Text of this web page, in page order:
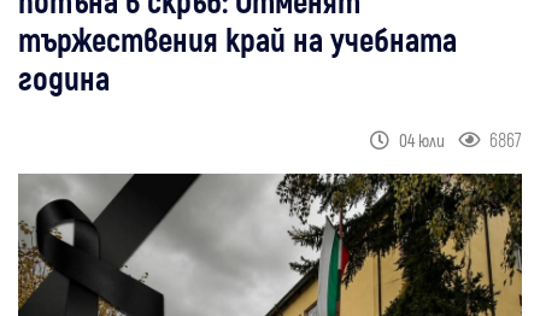
тържествения край на учебната
година
04 юли 6867